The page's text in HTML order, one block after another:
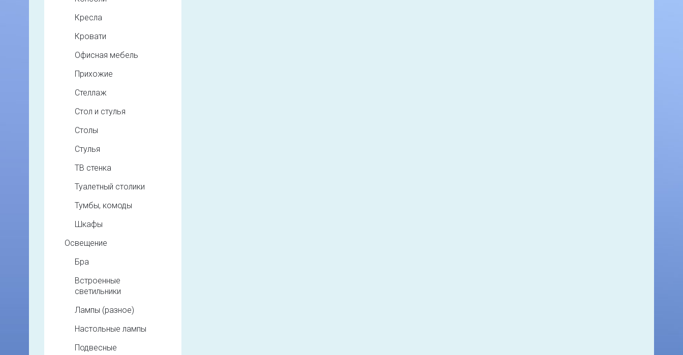
Кресла
Кровати
Офисная мебель
Прихожие
Стеллаж
Стол и стулья
Столы
Стулья
ТВ стенка
Туалетный столики
Тумбы, комоды
Шкафы
Освещение
Бра
Встроенные
светильники
Лампы (разное)
Настольные лампы
Подвесные